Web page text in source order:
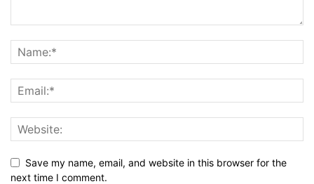
Save my name, email, and website in this browser for the
next time I comment.